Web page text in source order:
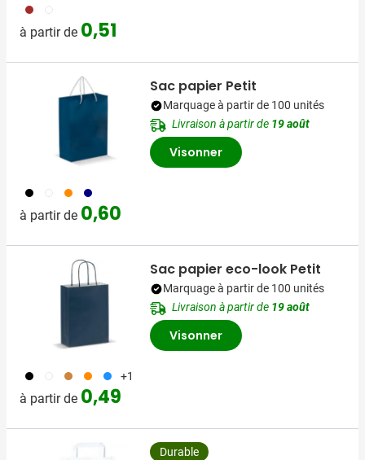
011 002
à partir de 0,51
001 002 007 307
à partir de 0,60
Sac papier Petit
Marquage à partir de 100 unités
Livraison à partir de 19 août
Visonner
001 002 090 007 018 +1
à partir de 0,49
Sac papier eco-look Petit
Marquage à partir de 100 unités
Livraison à partir de 19 août
Visonner
Durable